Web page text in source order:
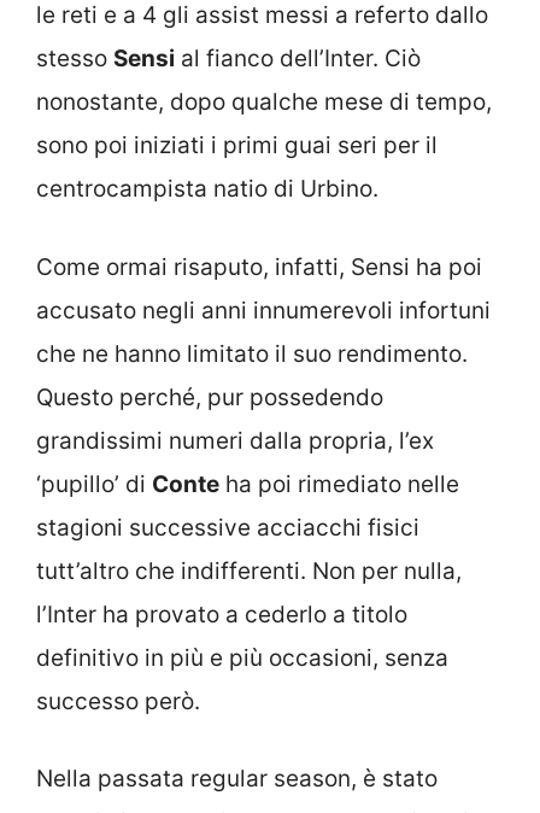
le reti e a 4 gli assist messi a referto dallo
stesso Sensi al fianco dell’Inter. Ciò
nonostante, dopo qualche mese di tempo,
sono poi iniziati i primi guai seri per il
centrocampista natio di Urbino.
Come ormai risaputo, infatti, Sensi ha poi
accusato negli anni innumerevoli infortuni
che ne hanno limitato il suo rendimento.
Questo perché, pur possedendo
grandissimi numeri dalla propria, l’ex
‘pupillo’ di Conte ha poi rimediato nelle
stagioni successive acciacchi fisici
tutt’altro che indifferenti. Non per nulla,
l’Inter ha provato a cederlo a titolo
definitivo in più e più occasioni, senza
successo però.
Nella passata regular season, è stato